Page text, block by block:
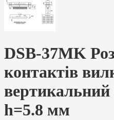
DSB-37MK
контактів
вертикальний
h=5.8 мм